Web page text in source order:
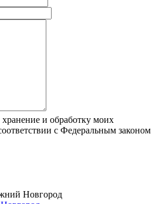
и обработку моих
с Федеральным законом
Новгород